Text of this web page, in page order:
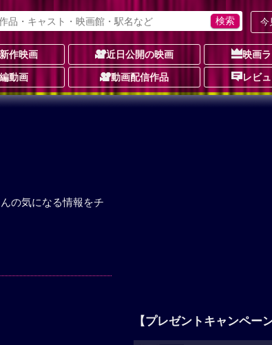
今
作映画 近日公開の映画 映画
動画 動画配信作品 レビ
の気になる情報をチ
【プレゼントキャンペー